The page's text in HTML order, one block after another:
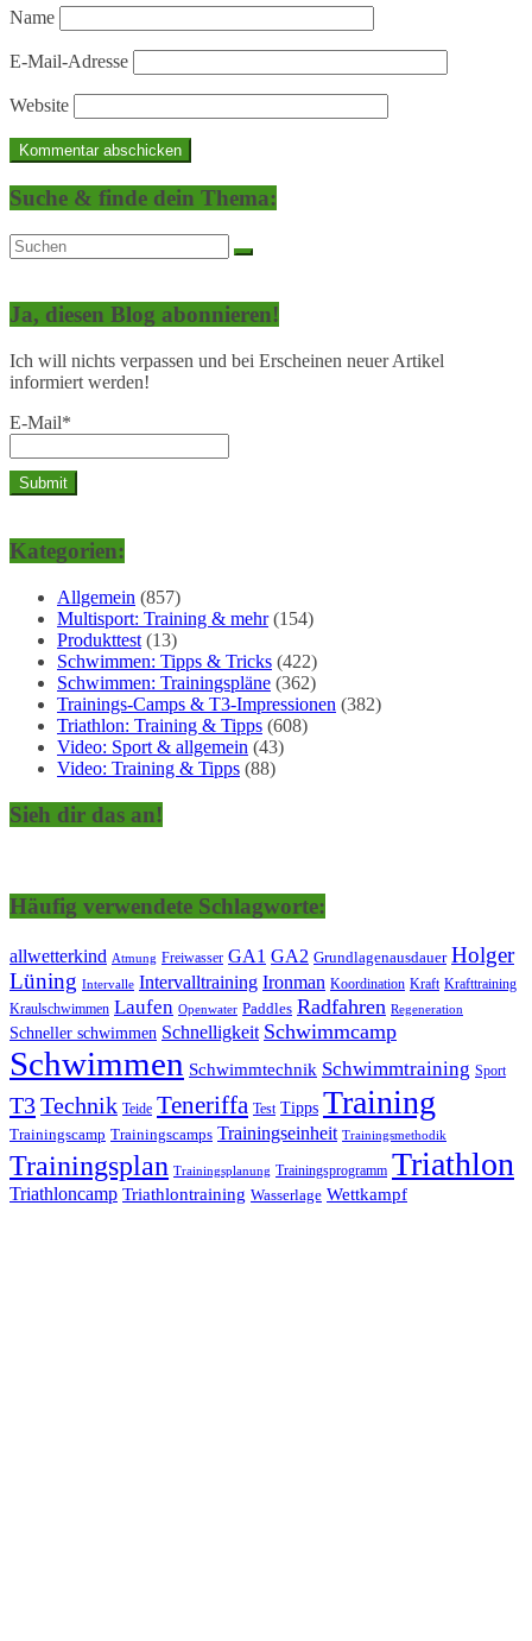
Name
E-Mail-Adresse
Website
Suche & finde dein Thema:
Ja, diesen Blog abonnieren!
Ich will nichts verpassen und bei Erscheinen neuer Artikel
informiert werden!
E-Mail*
Kategorien:
Allgemein (857)
Multisport: Training & mehr(154)
Produkttest (13)
Schwimmen: Tipps & Tricks (422)
Schwimmen: Trainingspläne (362)
Trainings-Camps & T3-Impressionen (382)
Triathlon: Training & Tipps (608)
Video: Sport & allgemein (43)
Video: Training & Tipps (88)
Sieh dir das an!
Häufig verwendete Schlagworte:
allwetterkind Atmung Freiwasser GA1 GA2 Grundlagenausdauer Holger
Lüning Intervalle Intervalltraining Ironman Koordination Kraft Krafttraining
Kraulschwimmen Laufen Openwater Paddles Radfahren Regeneration
Schneller schwimmen Schnelligkeit Schwimmcamp
Schwimmen Schwimmtechnik Schwimmtraining Sport
T3Technik Teide Teneriffa Test Tipps Training
Trainingscamp Trainingscamps Trainingseinheit Trainingsmethodik
Trainingsplan Trainingsplanung Trainingsprogramm Triathlon
Triathloncamp Triathlontraining Wasserlage Wettkampf